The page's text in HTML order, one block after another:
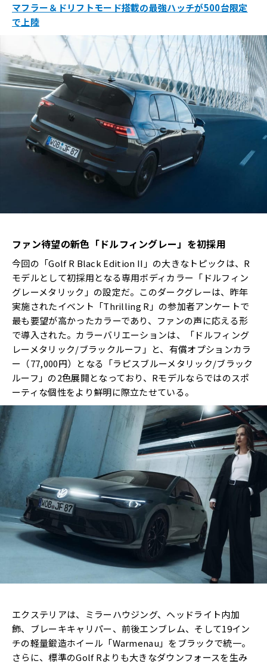
マフラー＆ドリフトモード搭載の最強ハッチが500台限定
で上陸
ファン待望の新色「ドルフィングレー」を初採用
今回の「Golf R Black Edition II」の大きなトピックは、R
モデルとして初採用となる専用ボディカラー「ドルフィン
グレーメタリック」の設定だ。このダークグレーは、昨年
実施されたイベント「Thrilling R」の参加者アンケートで
最も要望が高かったカラーであり、ファンの声に応える形
で導入された。カラーバリエーションは、「ドルフィング
レーメタリック/ブラックルーフ」と、有償オプションカラ
ー（77,000円）となる「ラピスブルーメタリック/ブラック
ルーフ」の2色展開となっており、Rモデルならではのスポ
ーティな個性をより鮮明に際立たせている。
エクステリアは、ミラーハウジング、ヘッドライト内加
飾、ブレーキキャリパー、前後エンブレム、そして19イン
チの軽量鍛造ホイール「Warmenau」をブラックで統一。
さらに、標準のGolf Rよりも大きなダウンフォースを生み